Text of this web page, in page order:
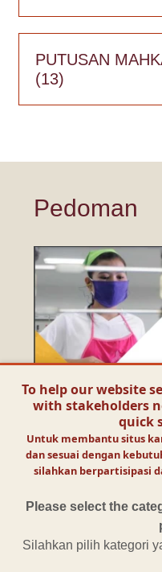
PUTUSAN
(13)
Pedoman
To help our website
with stakeholders
quick
Untuk membantu situs
dan sesuai dengan
silahkan berpartisipasi
Please select the
Silahkan pilih kategori